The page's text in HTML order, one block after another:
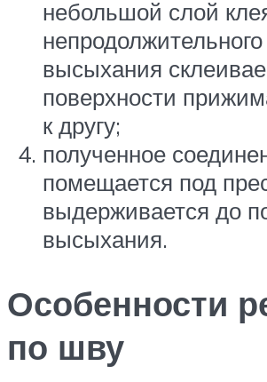
небольшой слой
высыхания
поверхности
к другу;
полученное
помещается под
выдерживается до
высыхания.
Особенности
по шву